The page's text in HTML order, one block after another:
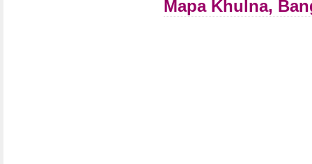
Mapa Khulna,